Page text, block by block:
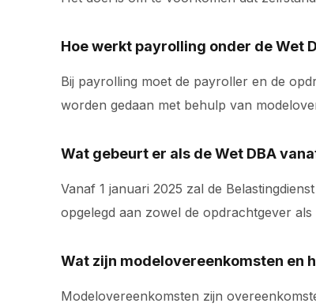
Hoe werkt payrolling onder de Wet
Bij payrolling moet de payroller en de
worden gedaan met behulp van
Wat gebeurt er als de Wet DBA
Vanaf 1 januari 2025 zal de
opgelegd aan zowel de opdrachtgever als
Wat zijn modelovereenkomsten en
Modelovereenkomsten zijn